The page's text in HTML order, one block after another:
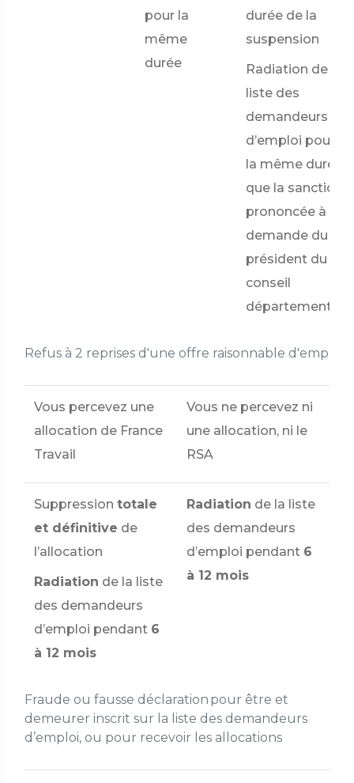
Refus à 2 reprises d'une offre raisonnable d'emploi
pour la
même
durée
durée de la
suspension
Radiation de la
liste des
demandeurs
d’emploi pour
la même durée
que la sanction
prononcée à la
demande du
président du
conseil
départemental
Fraude ou fausse déclaration pour être et
demeurer inscrit sur la liste des demandeurs
d’emploi, ou pour recevoir les allocations
Vous percevez une
allocation de France
Travail
Vous ne percevez ni
une allocation, ni le
RSA
Suppression totale
et définitive de
l’allocation
Radiation de la liste
des demandeurs
d’emploi pendant 6
à 12 mois
Radiation de la liste
des demandeurs
d’emploi pendant 6
à 12 mois